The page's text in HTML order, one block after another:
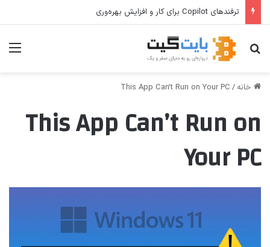
ترفندهای Copilot برای کار و افزایش بهره‌وری
جستجو برای
خانه /
This App Can’t Run on Your PC
This App Can’t Run on
Your PC